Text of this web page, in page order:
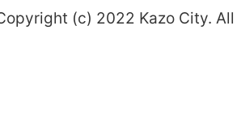
(c) 2022 Kazo City.